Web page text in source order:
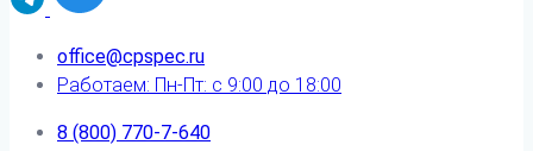
office@cpspec.ru
Работаем: Пн-Пт: с 9:00 до 18:00
8 (800) 770-7-640